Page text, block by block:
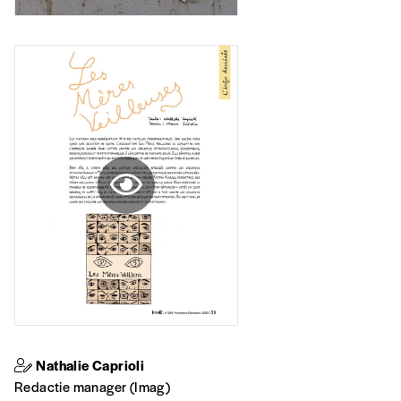
en Belgique)
Format numérique
Je commande au numéro
Édition papier (livraison en Belgique
uniquement)
Quantité
AJOUTER
Nathalie Caprioli
Redactie manager (Imag)